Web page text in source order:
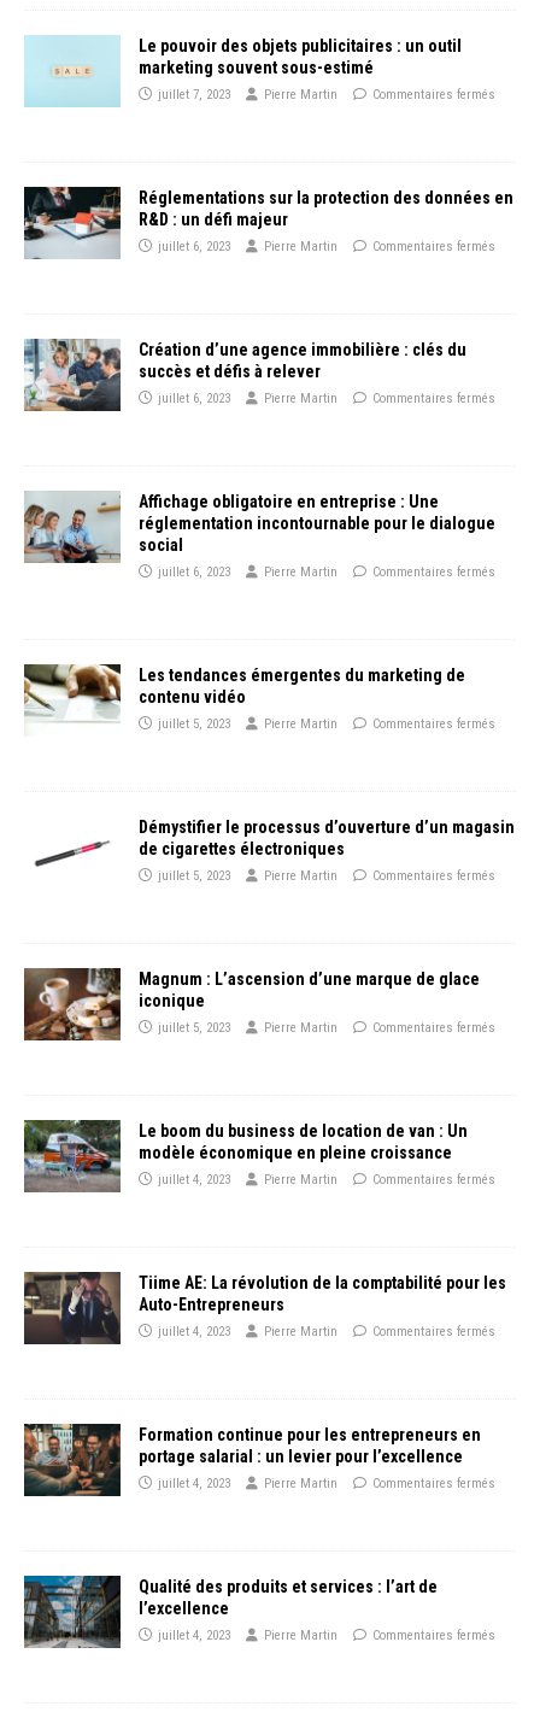
Le pouvoir des objets publicitaires : un outil
marketing souvent sous-estimé
juillet 7, 2023 Pierre Martin Commentaires fermés
Réglementations sur la protection des données en
R&D : un défi majeur
juillet 6, 2023 Pierre Martin Commentaires fermés
Création d’une agence immobilière : clés du
succès et défis à relever
juillet 6, 2023 Pierre Martin Commentaires fermés
Affichage obligatoire en entreprise : Une
réglementation incontournable pour le dialogue
social
juillet 6, 2023 Pierre Martin Commentaires fermés
Les tendances émergentes du marketing de
contenu vidéo
juillet 5, 2023 Pierre Martin Commentaires fermés
Démystifier le processus d’ouverture d’un magasin
de cigarettes électroniques
juillet 5, 2023 Pierre Martin Commentaires fermés
Magnum : L’ascension d’une marque de glace
iconique
juillet 5, 2023 Pierre Martin Commentaires fermés
Le boom du business de location de van : Un
modèle économique en pleine croissance
juillet 4, 2023 Pierre Martin Commentaires fermés
Tiime AE: La révolution de la comptabilité pour les
Auto-Entrepreneurs
juillet 4, 2023 Pierre Martin Commentaires fermés
Formation continue pour les entrepreneurs en
portage salarial : un levier pour l’excellence
juillet 4, 2023 Pierre Martin Commentaires fermés
Qualité des produits et services : l’art de
l’excellence
juillet 4, 2023 Pierre Martin Commentaires fermés